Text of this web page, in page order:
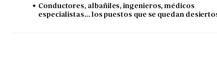
Conductores, albañiles, ingenieros, médicos
especialistas... los puestos que se quedan